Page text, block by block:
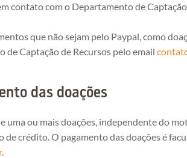
contato com o Departamento de
que não sejam pelo Paypal, como
de Captação de Recursos pelo email
das doações
uma ou mais doações, independente do
de crédito. O pagamento das doações é
.